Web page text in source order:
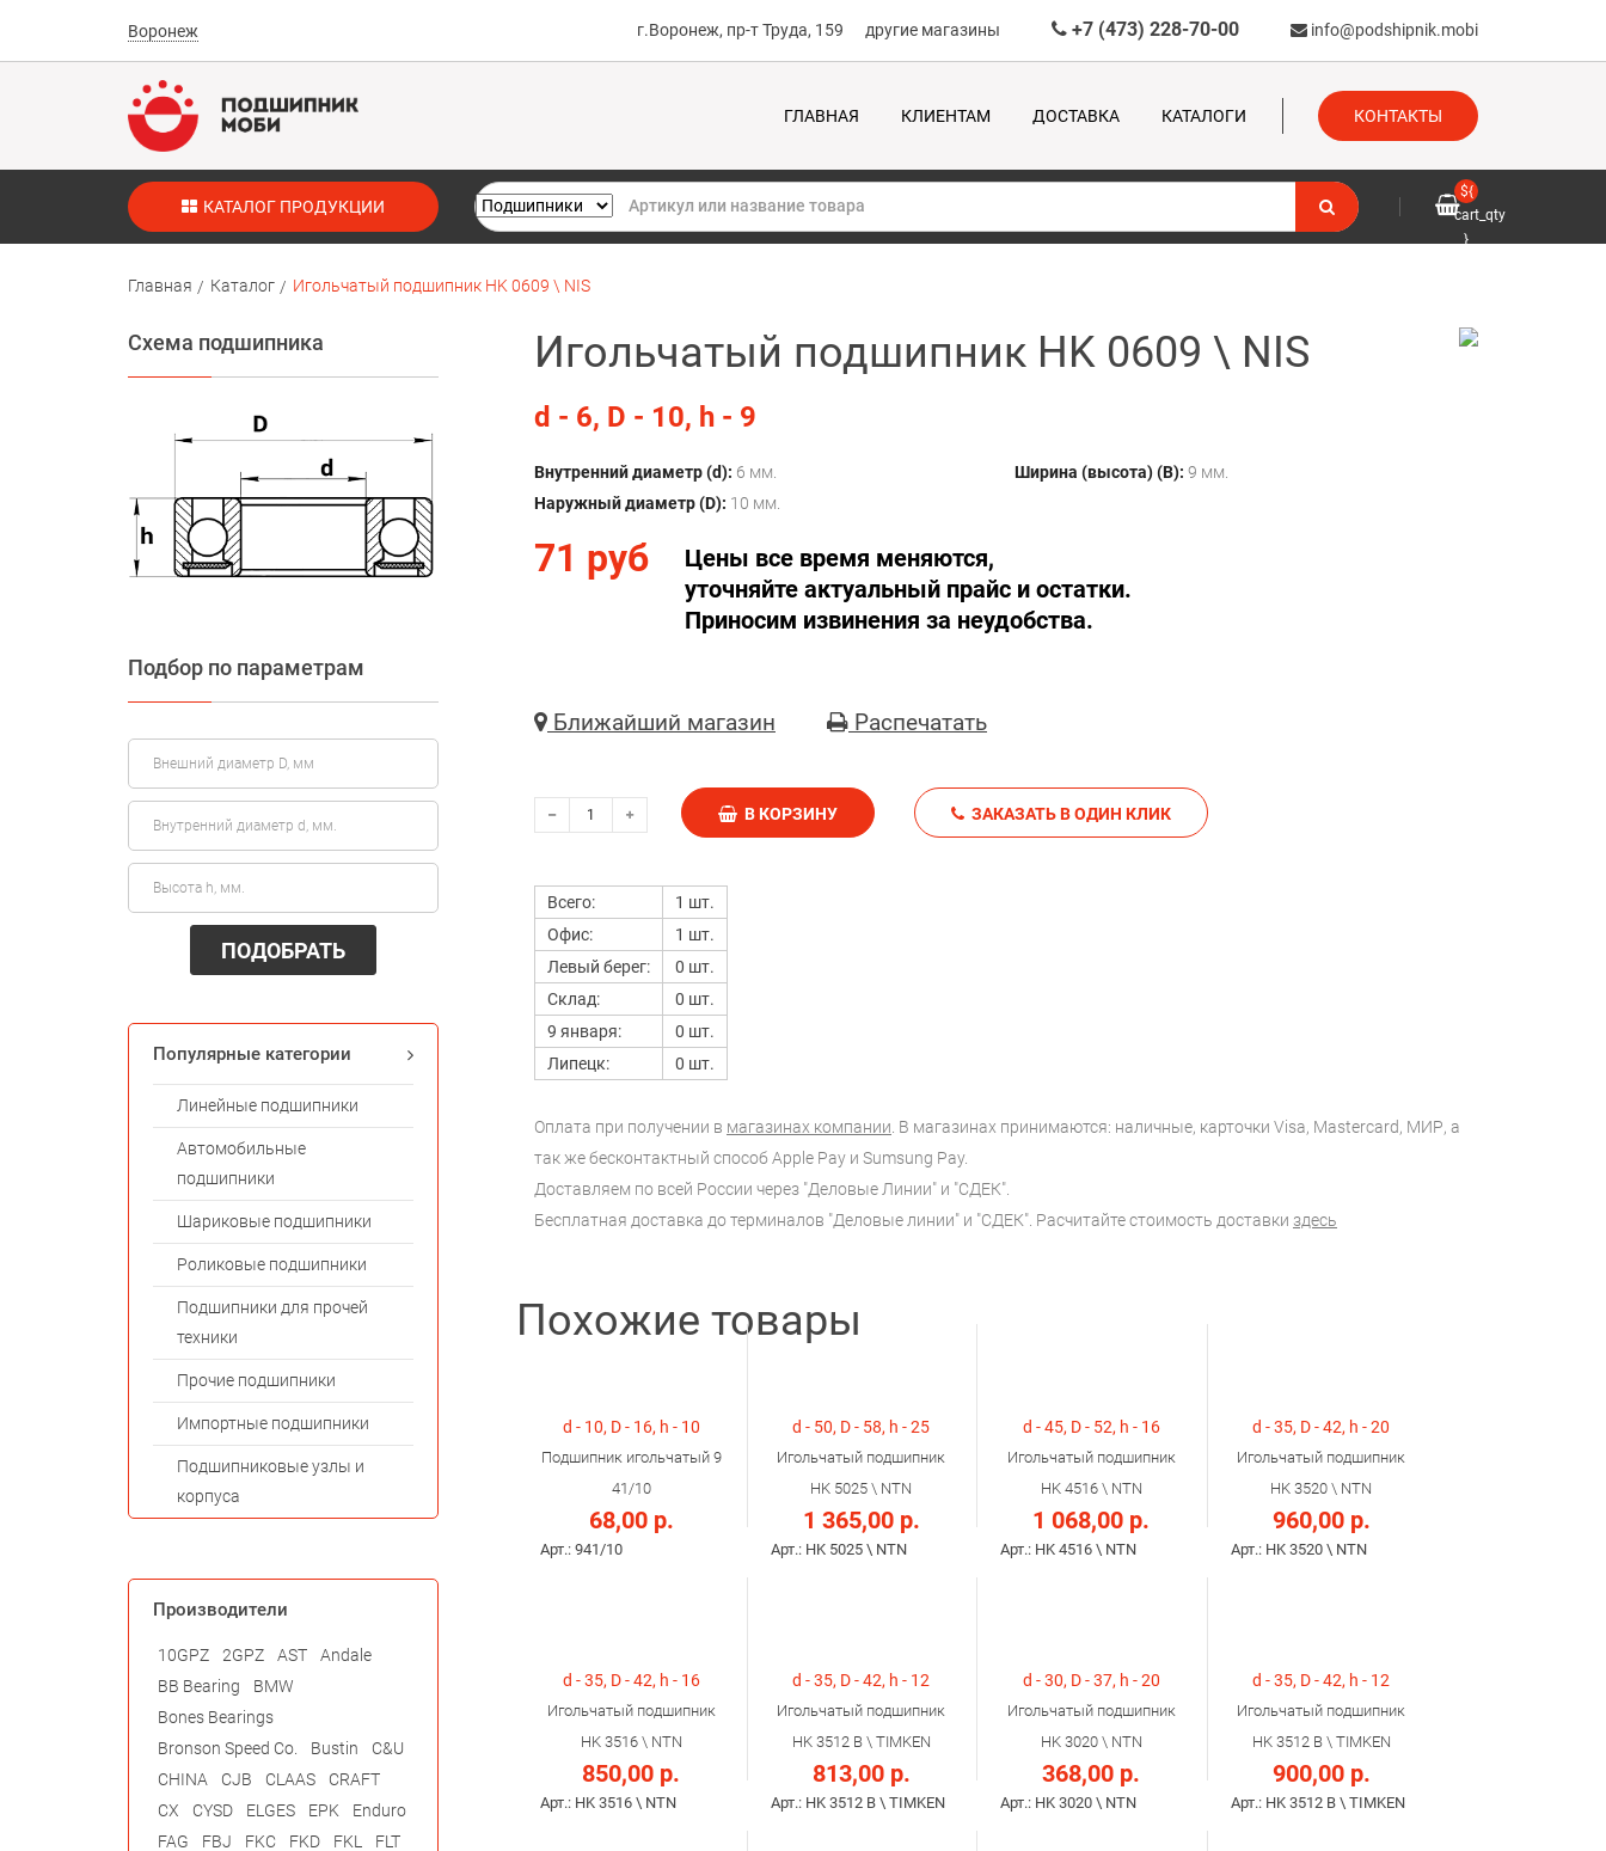
Воронеж г.Воронеж, пр-т Труда, 159 другие магазины +7 (473) 228-70-00 info@podshipnik.mobi
ГЛАВНАЯ КЛИЕНТАМ ДОСТАВКА КАТАЛОГИ КОНТАКТЫ
КАТАЛОГ ПРОДУКЦИИ
${
cart_qty
}
Главная Каталог Игольчатый подшипник HK 0609 \ NIS
Игольчатый подшипник HK 0609 \ NIS
d - 6, D - 10, h - 9
Внутренний диаметр (d): 6 мм.
Наружный диаметр (D): 10 мм.
Ширина (высота) (B): 9 мм.
71 руб
Цены все время меняются,
уточняйте актуальный прайс и остатки.
Приносим извинения за неудобства.
Ближайший магазин Распечатать
В КОРЗИНУ ЗАКАЗАТЬ В ОДИН КЛИК
Всего:
1 шт.
Офис:
1 шт.
Левый берег:
0 шт.
Склад:
0 шт.
9 января:
0 шт.
Липецк:
0 шт.
Оплата при получении в магазинах компании. В магазинах принимаются: наличные, карточки Visa, Mastercard, МИР, а
так же бесконтактный способ Apple Pay и Sumsung Pay.
Доставляем по всей России через "Деловые Линии" и "СДЕК".
Бесплатная доставка до терминалов "Деловые линии" и "СДЕК". Расчитайте стоимость доставки здесь
Похожие товары
d - 10, D - 16, h - 10
Подшипник игольчатый 9
41/10
68,00 р.
Арт.: 941/10
d - 50, D - 58, h - 25
Игольчатый подшипник
HK 5025 \ NTN
1 365,00 р.
Арт.: HK 5025 \ NTN
d - 45, D - 52, h - 16
Игольчатый подшипник
HK 4516 \ NTN
1 068,00 р.
Арт.: HK 4516 \ NTN
d - 35, D - 42, h - 20
Игольчатый подшипник
HK 3520 \ NTN
960,00 р.
Арт.: HK 3520 \ NTN
d - 35, D - 42, h - 16
Игольчатый подшипник
HK 3516 \ NTN
850,00 р.
Арт.: HK 3516 \ NTN
d - 35, D - 42, h - 12
Игольчатый подшипник
HK 3512 B \ TIMKEN
813,00 р.
Арт.: HK 3512 B \ TIMKEN
d - 30, D - 37, h - 20
Игольчатый подшипник
HK 3020 \ NTN
368,00 р.
Арт.: HK 3020 \ NTN
d - 35, D - 42, h - 12
Игольчатый подшипник
HK 3512 B \ TIMKEN
900,00 р.
Арт.: HK 3512 B \ TIMKEN
Схема подшипника
Подбор по параметрам
ПОДОБРАТЬ
Популярные категории
Линейные подшипники
Автомобильные
подшипники
Шариковые подшипники
Роликовые подшипники
Подшипники для прочей
техники
Прочие подшипники
Импортные подшипники
Подшипниковые узлы и
корпуса
Производители
10GPZ 2GPZ AST
Andale
BB Bearing
BMW
Bones Bearings
Bronson Speed Co.
Bustin
C&U
CHINA
CJB CLAAS
CRAFT
CX
CYSD ELGES EPK
Enduro
FAG
FBJ FKC FKD FKL
FLT